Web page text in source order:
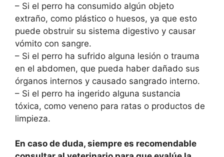
– Si el perro ha consumido algún objeto
extraño, como plástico o huesos, ya que esto
puede obstruir su sistema digestivo y causar
vómito con sangre.
– Si el perro ha sufrido alguna lesión o trauma
en el abdomen, que pueda haber dañado sus
órganos internos y causado sangrado interno.
– Si el perro ha ingerido alguna sustancia
tóxica, como veneno para ratas o productos de
limpieza.
En caso de duda, siempre es recomendable